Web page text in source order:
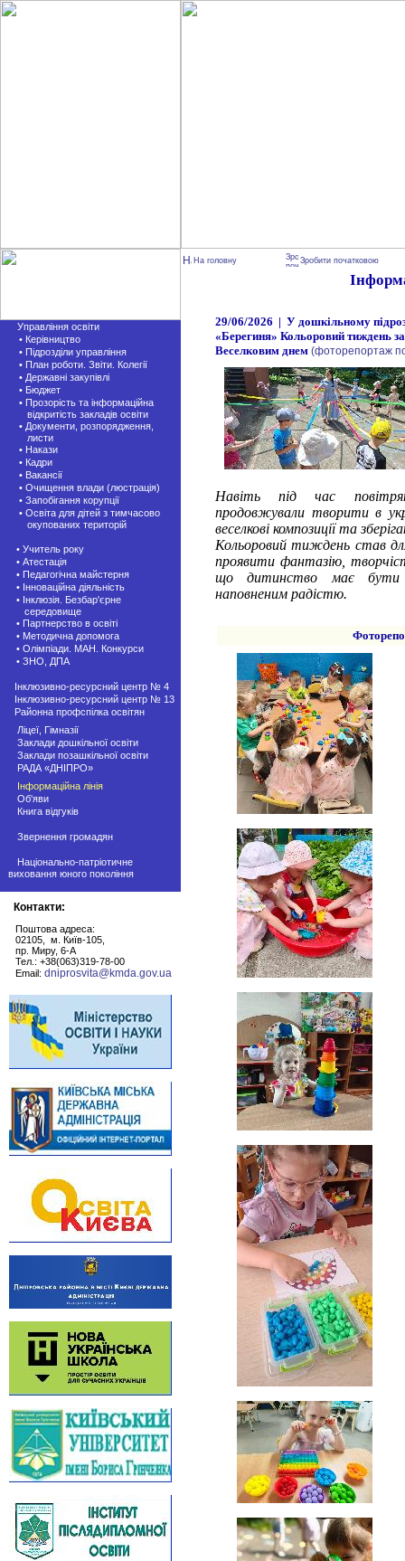
Управління освіти
• Керівництво
• Підрозділи управління
• План роботи. Звіти. Колегії
• Державні закупівлі
• Бюджет
• Прозорість та інформаційна
відкритість закладів освіти
• Документи, розпорядження,
листи
• Накази
• Кадри
• Вакансії
• Очищення влади (люстрація)
• Запобігання корупції
• Освіта для дітей з тимчасово
окупованих територій
• Учитель року
• Атестація
• Педагогічна майстерня
• Інноваційна діяльність
• Інклюзія. Безбар'єрне
середовище
• Партнерство в освіті
• Методична допомога
• Олімпіади. МАН. Конкурси
• ЗНО, ДПА
Інклюзивно-ресурсний центр № 4
Інклюзивно-ресурсний центр № 13
Районна профспілка освітян
Ліцеї, Гімназії
Заклади дошкільної освіти
Заклади позашкiльної освіти
РАДА «ДНІПРО»
Інформаційна лінія
Об'яви
Книга відгуків
Звернення громадян
Національно-патріотичне
виховання юного покоління
Контакти:
Поштова адреса:
02105, м. Київ-105,
пр. Миру, 6-А
Тел.: +38(063)319-78-00
Email: dniprosvita@kmda.gov.ua
На головну Зробити початковою
29/06/2026 | У дошкільному
«Берегиня» Кольоровий тиждень
Веселковим днем (фоторепортаж
Навіть під час
продовжували творити в
веселкові композиції та
Кольоровий тиждень став
проявити фантазію,
що дитинство має бути
наповненим радістю.